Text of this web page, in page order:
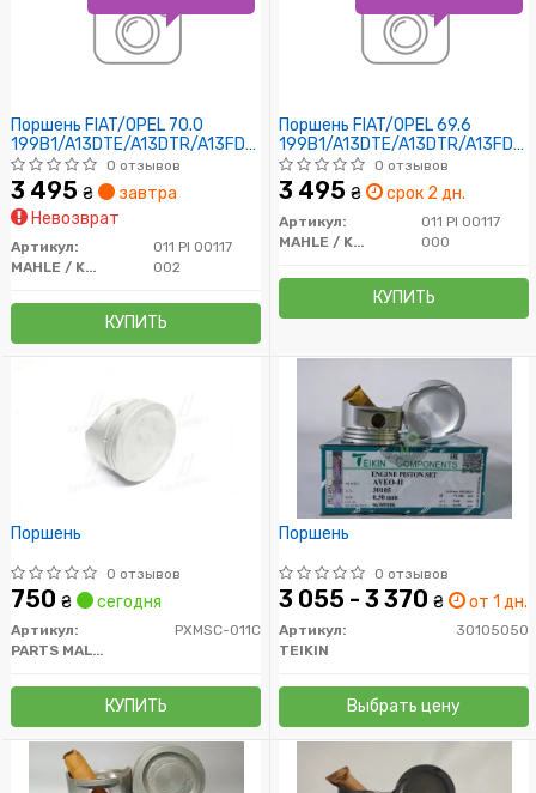
Поршень FIAT/OPEL 70.0
199B1/A13DTE/A13DTR/A13FD/Z13DTE
(вир-во MAHLE)0 отзывов
3 495 ₴
завтра
Невозврат
Артикул:
011 PI 00117
002
MAHLE / KNECHT
КУПИТЬ
Поршень FIAT/OPEL 69.6
199B1/A13DTE/A13DTR/A13FD/
(вир-во MAHLE)0 отзывов
3 495 ₴ срок 2 дн.
Артикул:
011 PI 00117
000
MAHLE / KNECHT
КУПИТЬ
Поршень
0 отзывов
750 ₴ сегодня
Артикул:
PXMSC-011C
PARTS MALL (PMC)
КУПИТЬ
Поршень
0 отзывов
3 055 - 3 370 ₴ от 1 дн.
Артикул:
30105050
TEIKIN
Выбрать цену